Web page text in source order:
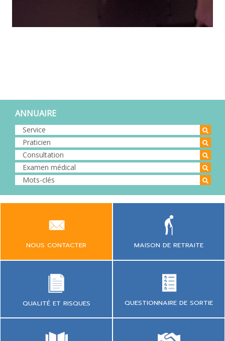
ANNUAIRE
NOUS CONTACTER MAISON DE RETRAITE
QUALITÉ ET RISQUES QUESTIONNAIRE DE SORTIE